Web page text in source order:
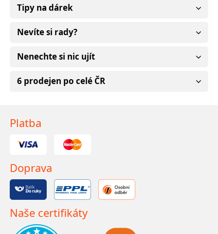
Tipy na dárek
Nevíte si rady?
Nenechte si nic ujít
6 prodejen po celé ČR
Platba
Doprava
Naše certifikáty